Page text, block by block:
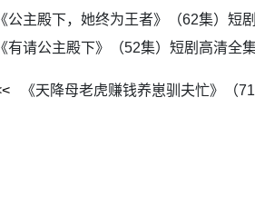
《公主殿下，她终为王者》（62集）短
《有请公主殿下》（52集）短剧高清全